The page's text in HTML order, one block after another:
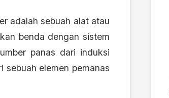
adalah sebuah alat atau
benda dengan sistem
panas dari induksi
elemen pemanas